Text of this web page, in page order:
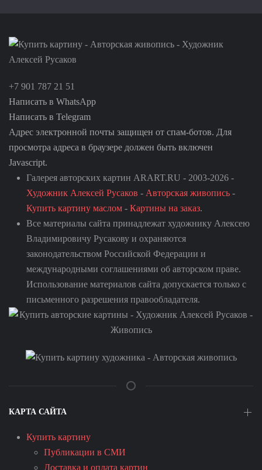
+7 901 787 21 51
Написать в WhatsApp
Написать в Telegram
Адрес электронной почты защищен от спам-ботов. Для
просмотра адреса в браузере должен быть включен
Javascript.
Галерея авторских картин ARART.RU - 2003-2026 -
Художник Алексей Русаков - Авторская живопись -
Купить картину маслом - Картины на заказ.
Все материалы сайта принадлежат художнику Алексею
Владимировичу Русакову и охраняются
законодательством Российской Федерации и
международными соглашениями об авторском праве.
Использование материалов сайта допускается только с
письменного разрешения правообладателя.
КАРТА САЙТА
Купить картину
Публикации в СМИ
Доставка и оплата картин